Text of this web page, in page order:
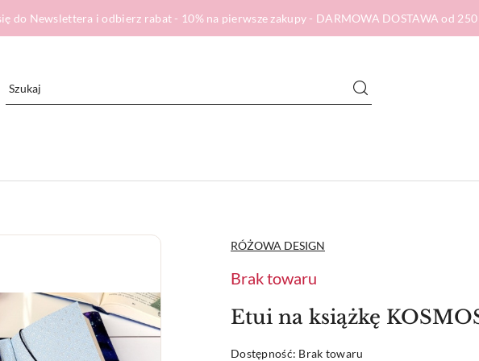
do Newslettera i odbierz rabat - 10% na pierwsze zakupy - DARMOWA DOSTAWA od 250
NAZWA
PRODUCENTA:
RÓŻOWA DESIGN
Brak towaru
Etui na książkę
Dostępność: Brak towaru